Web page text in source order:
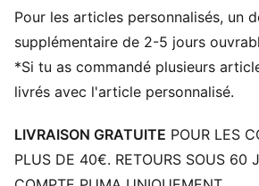
Pour les articles personnalisés, un
supplémentaire de 2-5 jours
*Si tu as commandé plusieurs
livrés avec l'article personnalisé.
LIVRAISON GRATUITE POUR LES
PLUS DE 40€. RETOURS SOUS 60